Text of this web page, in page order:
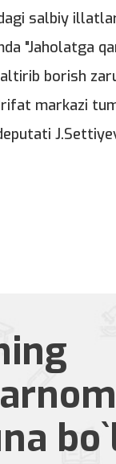
salbiy
"Jaholatga
borish
markazi